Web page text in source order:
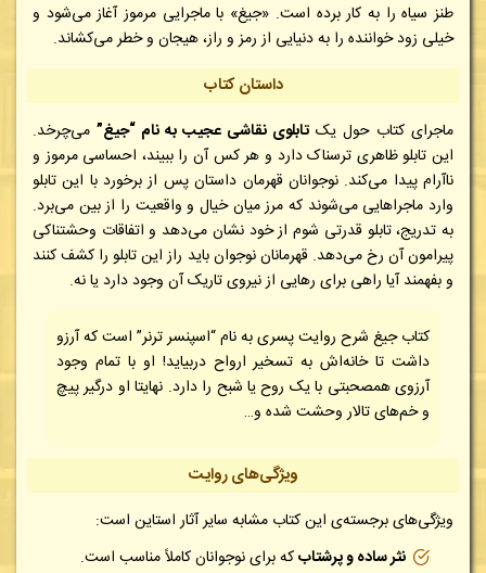
طنز سیاه را به کار برده است. «جیغ» با ماجرایی مرموز آغاز می‌شود و
خیلی زود خواننده را به دنیایی از رمز و راز، هیجان و خطر می‌کشاند.
داستان کتاب
ماجرای کتاب حول یک تابلوی نقاشی عجیب به نام “جیغ” می‌چرخد.
این تابلو ظاهری ترسناک دارد و هر کس آن را ببیند، احساسی مرموز و
ناآرام پیدا می‌کند. نوجوانان قهرمان داستان پس از برخورد با این تابلو
وارد ماجراهایی می‌شوند که مرز میان خیال و واقعیت را از بین می‌برد.
به تدریج، تابلو قدرتی شوم از خود نشان می‌دهد و اتفاقات وحشتناکی
پیرامون آن رخ می‌دهد. قهرمانان نوجوان باید راز این تابلو را کشف کنند
و بفهمند آیا راهی برای رهایی از نیروی تاریک آن وجود دارد یا نه.
کتاب جیغ شرح روایت پسری به نام “اسپنسر ترنر” است که آرزو
داشت تا خانه‌اش به تسخیر ارواح دربیاید! او با تمام وجود
آرزوی همصحبتی با یک روح یا شبح را دارد. نهایتا او درگیر پیچ
و خم‌های تالار وحشت شده و…
ویژگی‌های روایت
ویژگی‌های برجسته‌ی این کتاب مشابه سایر آثار استاین است:
نثر ساده و پرشتابکه برای نوجوانان کاملاً مناسب است.